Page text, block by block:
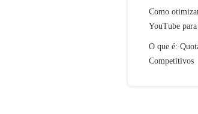
Como
YouTube para
O que é:
Competitivos